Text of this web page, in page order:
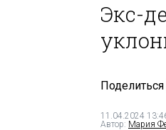
Экс-
Поделиться
11.04.2024
Автор: Мария